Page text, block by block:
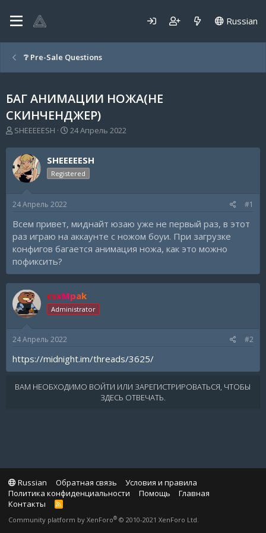
Russian
❔ Pre-Sale Questions
БАГ АНИМАЦИИ НОЖА(НЕ
СКИНЧЕНДЖЕР)
А
т
о
р
т
м
SHEEEEESH
Д
т
а
н
а
24 Апрель 2022
SHEEEEESH
Registered
24 Апрель 2022 #1
Всем привет, миднайт юзаю уже не первый раз, в этот
раз играю на аккаунте с ножом боуи. При загрузке
конфигов багается анимация ножа, как это можно
пофиксить?
csxMpak
Administrator
24 Апрель 2022 #2
https://midnight.im/threads/3625/
ВАМ НЕОБХОДИМО ВОЙТИ ИЛИ ЗАРЕГИСТРИРОВАТЬСЯ, ЧТОБЫ
ЗДЕСЬ ОТВЕЧАТЬ.
Russian Обратная связь
Условия и правила
Политика конфиденциальности
Помощь
Главная
Контакты
R
S
Community platform by XenForo® © 2010-2021 XenForo Ltd.